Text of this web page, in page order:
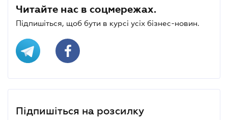
Читайте нас в соцмережах.
Підпишіться, щоб бути в курсі усіх бізнес-новин.
Підпишіться на розсилку